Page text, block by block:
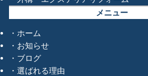
メニュー
ホーム
お知らせ
ブログ
選ばれる理由